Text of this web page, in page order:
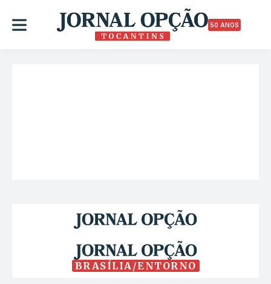
50 ANOS
BRASÍLIA/ENTORNO